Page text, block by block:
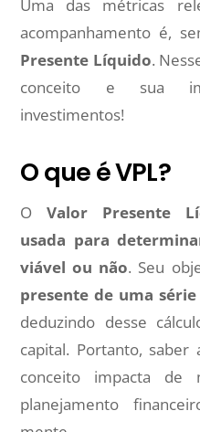
Uma das métricas
acompanhamento é,
Presente Líquido.
conceito e sua
investimentos!
O que é VPL?
OValor Presente
usada para
viável ou não. Seu
presente de uma
deduzindo desse
capital. Portanto, saber
conceito impacta de
planejamento